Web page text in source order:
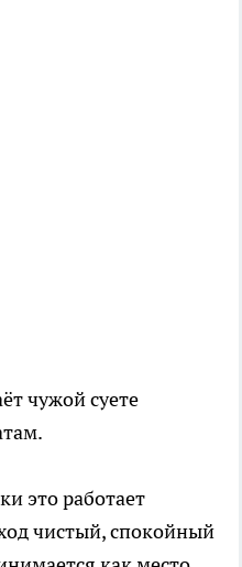
чужой суете
это работает
чистый, спокойный